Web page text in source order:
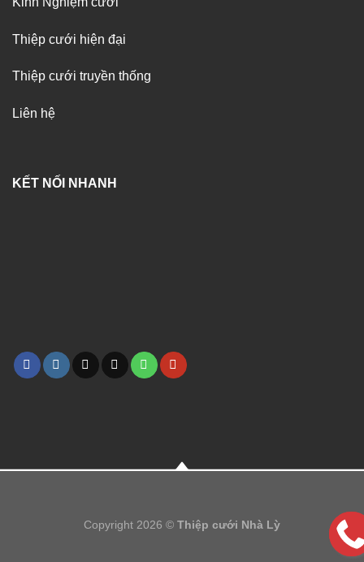
Thiệp cưới hiện đại
Thiệp cưới truyền thống
Liên hệ
KẾT NỐI NHANH
Copyright 2026 © Thiệp cưới Nhà Lỳ